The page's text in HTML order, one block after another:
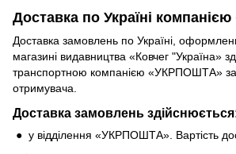
Доставка по Україні
Доставка замовлень по Україні,
магазині видавництва «Ковчег "Україна»
транспортною компанією «УКРПОШТА»
отримувача.
Доставка замовлень
● у відділення «УКРПОШТА». Вартість